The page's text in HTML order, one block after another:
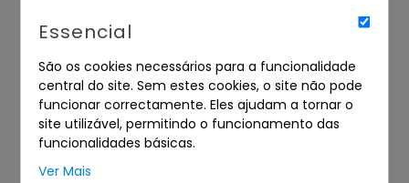
Essencial
São os cookies necessários para a funcionalidade
central do site. Sem estes cookies, o site não pode
funcionar correctamente. Eles ajudam a tornar o
site utilizável, permitindo o funcionamento das
funcionalidades básicas.
Ver Mais